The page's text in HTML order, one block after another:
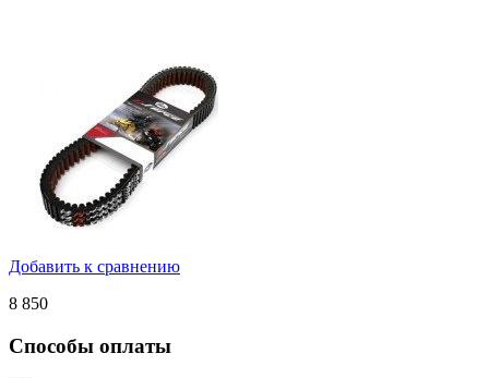
Добавить к сравнению
8 850
Способы оплаты